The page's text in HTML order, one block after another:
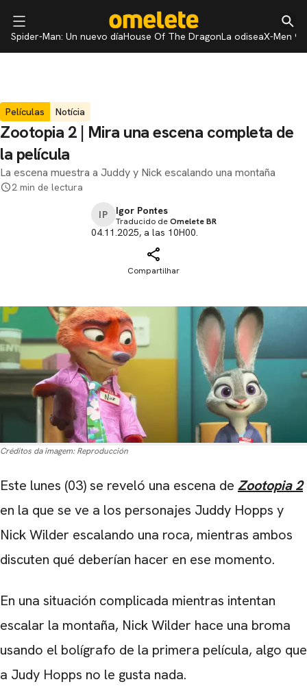
Spider-Man: Un nuevo díaHouse Of The DragonLa odiseaX-Men 97
Películas Notícia
Zootopia 2 | Mira una escena completa de
la película
La escena muestra a Juddy y Nick escalando una montaña
2 min de lectura
IP Igor Pontes
Traducido deOmelete BR
04.11.2025, a las 10H00.
Compartilhar
Créditos da imagem: Reproducción
Este lunes (03) se reveló una escena de Zootopia 2
en la que se ve a los personajes Juddy Hopps y
Nick Wilder escalando una roca, mientras ambos
discuten qué deberían hacer en ese momento.
En una situación complicada mientras intentan
escalar la montaña, Nick Wilder hace una broma
usando el bolígrafo de la primera película, algo que
a Judy Hopps no le gusta nada.